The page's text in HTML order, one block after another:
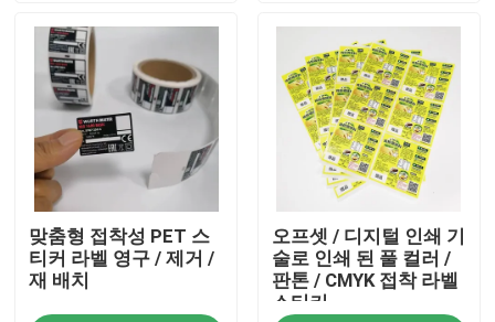
라벨 스티커를 패키징하기
맞춘 소매 브랜드
식품 점착성 라벨
주류및음료 병 라벨
방수 화장용 브랜드
맞춤형 접착성 PET 스
티커 라벨 영구 / 제거 /
재 배치
오프셋 / 디지털 인쇄 기
술로 인쇄 된 풀 컬러 /
판톤 / CMYK 접착 라벨
스티커